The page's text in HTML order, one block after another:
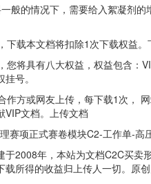
的情况下，需要给入絮凝剂的
载本文档将扣除1次下载权益。
将具有八大权益，权益包含：
号。
方或网友上传，每下载1次， 网
VIP文档。上传文档
项正式赛卷模块C2-工作单-高
2008年，本站为文档C2C买卖
载所得的收益归上传人一切。原